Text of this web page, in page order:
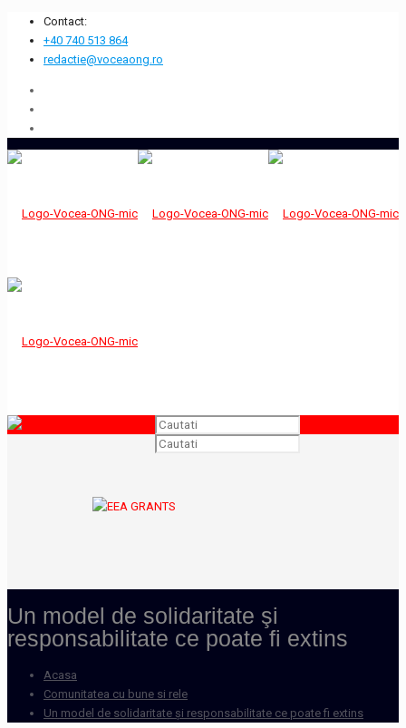
Contact:
+40 740 513 864
redactie@voceaong.ro
Un model de solidaritate şi
responsabilitate ce poate fi extins
Acasa
Comunitatea cu bune si rele
Un model de solidaritate şi responsabilitate ce poate fi extins